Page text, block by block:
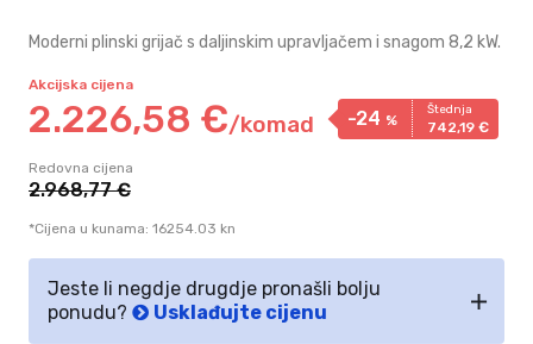
Moderni plinski grijač s daljinskim upravljačem i snagom 8,2 kW.
Akcijska cijena
2.226,58 €/komad -24 %
Štednja
742,19 €
Redovna cijena
2.968,77 €
*Cijena u kunama: 16254.03 kn
Jeste li negdje drugdje pronašli bolju
ponudu?
Usklađujte cijenu